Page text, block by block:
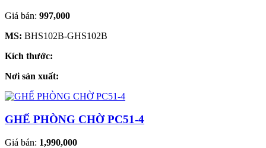
Giá bán: 997,000
MS: BHS102B-GHS102B
Kích thước:
Nơi sản xuất:
GHẾ PHÒNG CHỜ PC51-4
Giá bán: 1,990,000